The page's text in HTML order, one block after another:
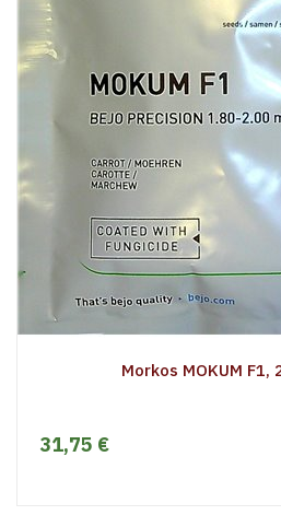
Morkos MOKUM F1,
31,75 €